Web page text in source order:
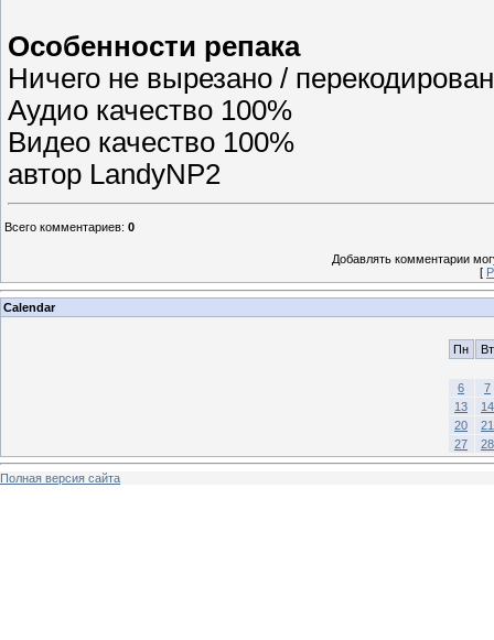
Особенности репака
Ничего не вырезано /
Аудио качество 100%
Видео качество 100%
автор LandyNP2
Всего комментариев: 0
Добавлять комментарии
[
Calendar
Пн Вт
6
7
13
14
20
21
27
28
Полная версия сайта